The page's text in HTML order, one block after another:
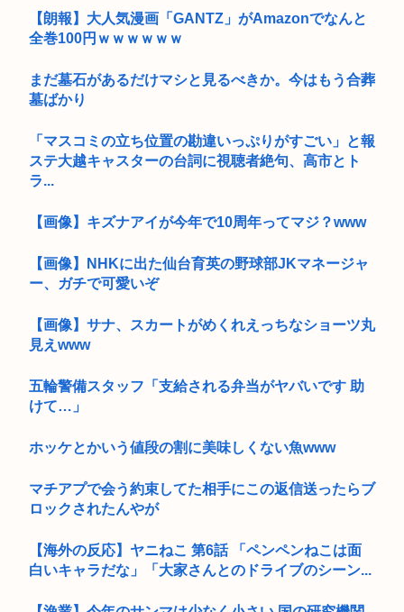
【朗報】大人気漫画「GANTZ」がAmazonでなんと
全巻100円ｗｗｗｗｗｗ
まだ墓石があるだけマシと見るべきか。今はもう合葬
墓ばかり
「マスコミの立ち位置の勘違いっぷりがすごい」と報
ステ大越キャスターの台詞に視聴者絶句、高市とト
ラ...
【画像】キズナアイが今年で10周年ってマジ？www
【画像】NHKに出た仙台育英の野球部JKマネージャ
ー、ガチで可愛いぞ
【画像】サナ、スカートがめくれえっちなショーツ丸
見えwww
五輪警備スタッフ「支給される弁当がヤバいです 助
けて…」
ホッケとかいう値段の割に美味しくない魚www
マチアプで会う約束してた相手にこの返信送ったらブ
ロックされたんやが
【海外の反応】ヤニねこ 第6話 「ペンペンねこは面
白いキャラだな」「大家さんとのドライブのシーン...